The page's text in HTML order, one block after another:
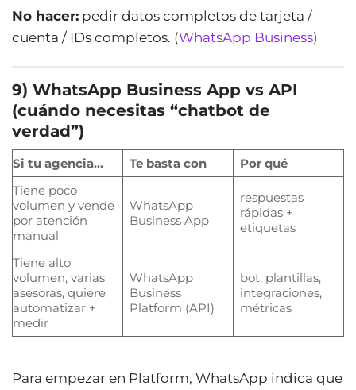
No hacer: pedir datos completos de tarjeta /
cuenta / IDs completos. (WhatsApp Business)
9) WhatsApp Business App vs API
(cuándo necesitas “chatbot de
verdad”)
Si tu agencia… Te basta con
Por qué
Tiene poco
volumen y vende
por atención
manual
WhatsApp
Business App
respuestas
rápidas +
etiquetas
Tiene alto
volumen, varias
asesoras, quiere
automatizar +
medir
WhatsApp
Business
Platform (API)
bot, plantillas,
integraciones,
métricas
Para empezar en Platform, WhatsApp indica que